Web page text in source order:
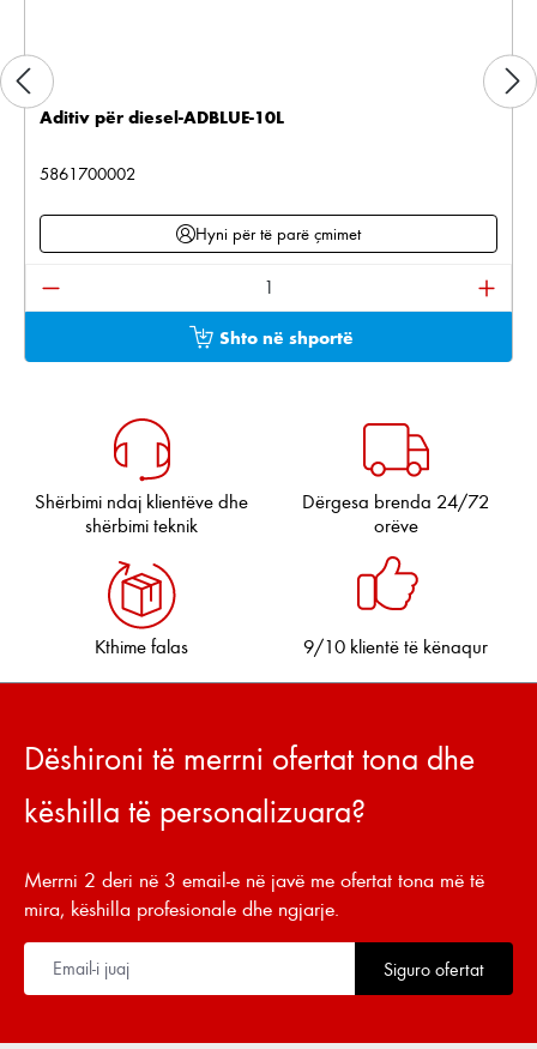
Aditiv për diesel-ADBLUE-10L
5861700002
Hyni për të parë çmimet
Sasia e produktit: Shkruani sasinë e dëshiruar
Shto në shportë
Shërbimi ndaj klientëve dhe
shërbimi teknik
Dërgesa brenda 24/72
orëve
Kthime falas 9/10 klientë të kënaqur
Dëshironi të merrni ofertat tona dhe
këshilla të personalizuara?
Merrni 2 deri në 3 email-e në javë me ofertat tona më të
mira, këshilla profesionale dhe ngjarje.
Siguro ofertat